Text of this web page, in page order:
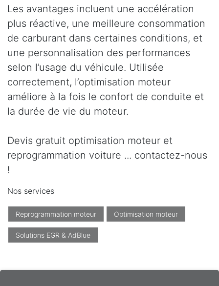
Les avantages incluent une accélération
plus réactive, une meilleure consommation
de carburant dans certaines conditions, et
une personnalisation des performances
selon l’usage du véhicule. Utilisée
correctement, l’optimisation moteur
améliore à la fois le confort de conduite et
la durée de vie du moteur.
Devis gratuit optimisation moteur et
reprogrammation voiture ... contactez-nous
!
Nos services
Reprogrammation moteur Optimisation moteur
Solutions EGR & AdBlue